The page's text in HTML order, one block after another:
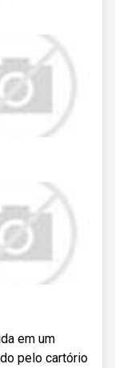
em um
pelo cartório